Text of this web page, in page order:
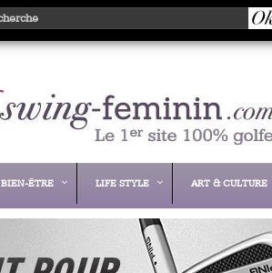
BIEN-ÊTRE LIFE STYLE ART & CULTURE